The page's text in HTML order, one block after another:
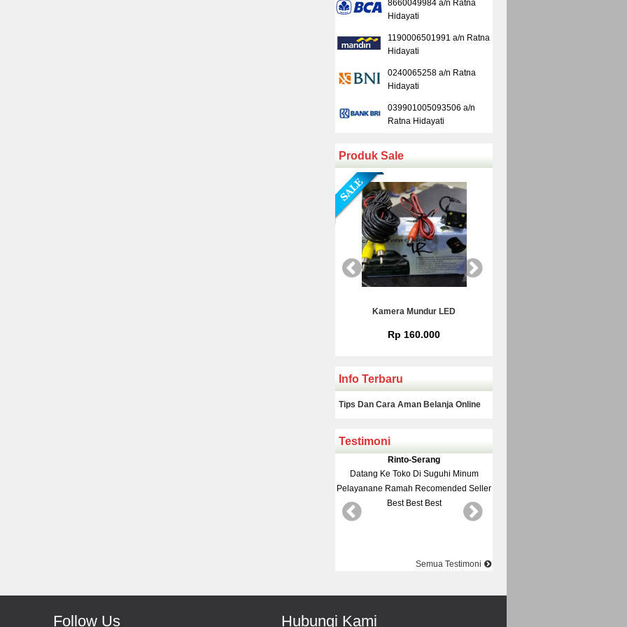
8660049984 a/n Ratna
Hidayati
1190006501991 a/n Ratna
Hidayati
0240065258 a/n Ratna
Hidayati
039901005093506 a/n
Ratna Hidayati
Produk Sale
Kamera Mundur LED
Rp 160.000
Info Terbaru
Tips Dan Cara Aman Belanja Online
Testimoni
Rinto-Serang
Datang Ke Toko Di Suguhi Minum
Pelayanane Ramah Recomended Seller
Best Best Best
Semua Testimoni
Follow Us Hubungi Kami